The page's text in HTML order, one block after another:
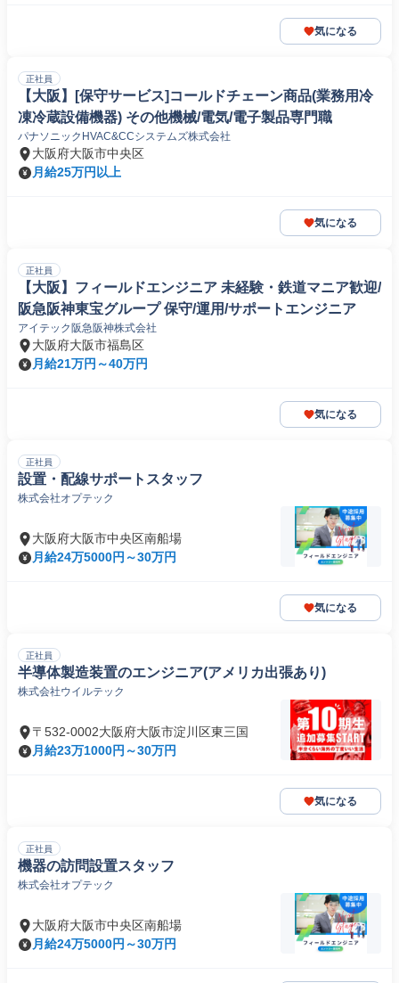
気になる
正社員
【大阪】[保守サービス]コールドチェーン商品(業務用冷
凍冷蔵設備機器) その他機械/電気/電子製品専門職
パナソニックHVAC&CCシステムズ株式会社
大阪府大阪市中央区
月給25万円以上
気になる
正社員
【大阪】フィールドエンジニア 未経験・鉄道マニア歓迎/
阪急阪神東宝グループ 保守/運用/サポートエンジニア
アイテック阪急阪神株式会社
大阪府大阪市福島区
月給21万円～40万円
気になる
正社員
設置・配線サポートスタッフ
株式会社オプテック
大阪府大阪市中央区南船場
月給24万5000円～30万円
気になる
正社員
半導体製造装置のエンジニア(アメリカ出張あり)
株式会社ウイルテック
〒532-0002大阪府大阪市淀川区東三国
月給23万1000円～30万円
気になる
正社員
機器の訪問設置スタッフ
株式会社オプテック
大阪府大阪市中央区南船場
月給24万5000円～30万円